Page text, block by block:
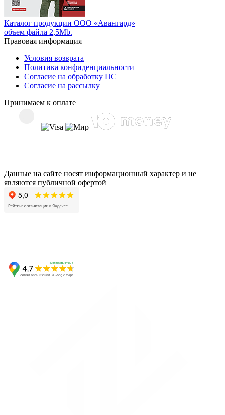
Каталог продукции ООО «Авангард»
объем файла 2,5Mb.
Правовая информация
Условия возврата
Политика конфиденциальности
Согласие на обработку ПС
Согласие на рассылку
Принимаем к оплате
Данные на сайте носят информационный характер и не
являются публичной офертой